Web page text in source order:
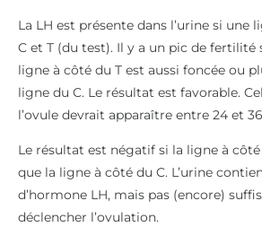
La LH est présente dans l’urine si une
C et T (du test). Il y a un pic de fertilité
ligne à côté du T est aussi foncée ou
ligne du C. Le résultat est favorable.
l’ovule devrait apparaître entre 24 et
Le résultat est négatif si la ligne à
que la ligne à côté du C. L’urine
d’hormone LH, mais pas (encore)
déclencher l’ovulation.